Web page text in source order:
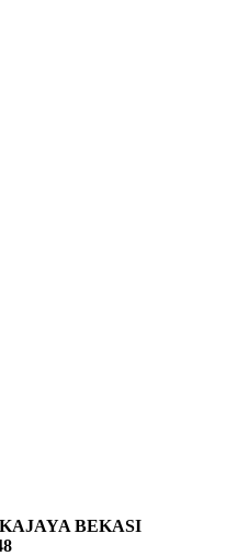
BEKASI